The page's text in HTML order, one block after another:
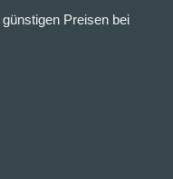
Preisen bei